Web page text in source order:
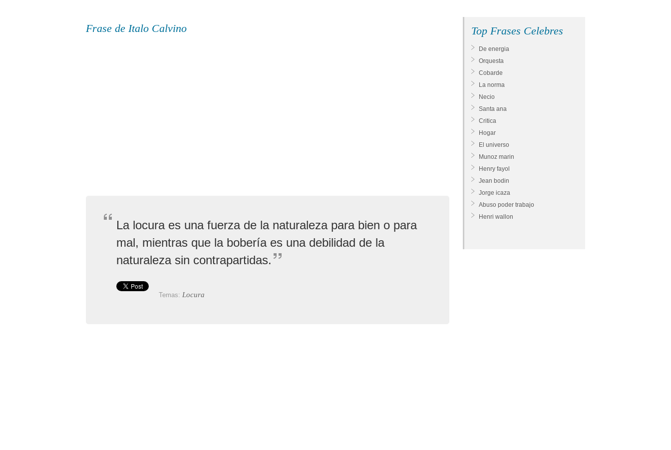
Frase de Italo Calvino
La locura es una fuerza de la naturaleza para bien o para
mal, mientras que la bobería es una debilidad de la
naturaleza sin contrapartidas.
Temas: Locura
Top Frases Celebres
De energia
Orquesta
Cobarde
La norma
Necio
Santa ana
Critica
Hogar
El universo
Munoz marin
Henry fayol
Jean bodin
Jorge icaza
Abuso poder trabajo
Henri wallon